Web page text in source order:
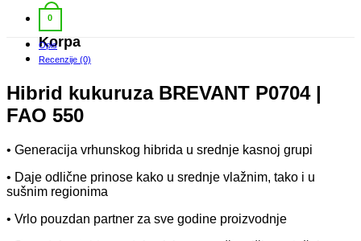
0
Korpa
Opis
Recenzije (0)
Hibrid kukuruza BREVANT P0704 |
FAO 550
• Generacija vrhunskog hibrida u srednje kasnoj grupi
• Daje odlične prinose kako u srednje vlažnim, tako i u
sušnim regionima
• Vrlo pouzdan partner za sve godine proizvodnje